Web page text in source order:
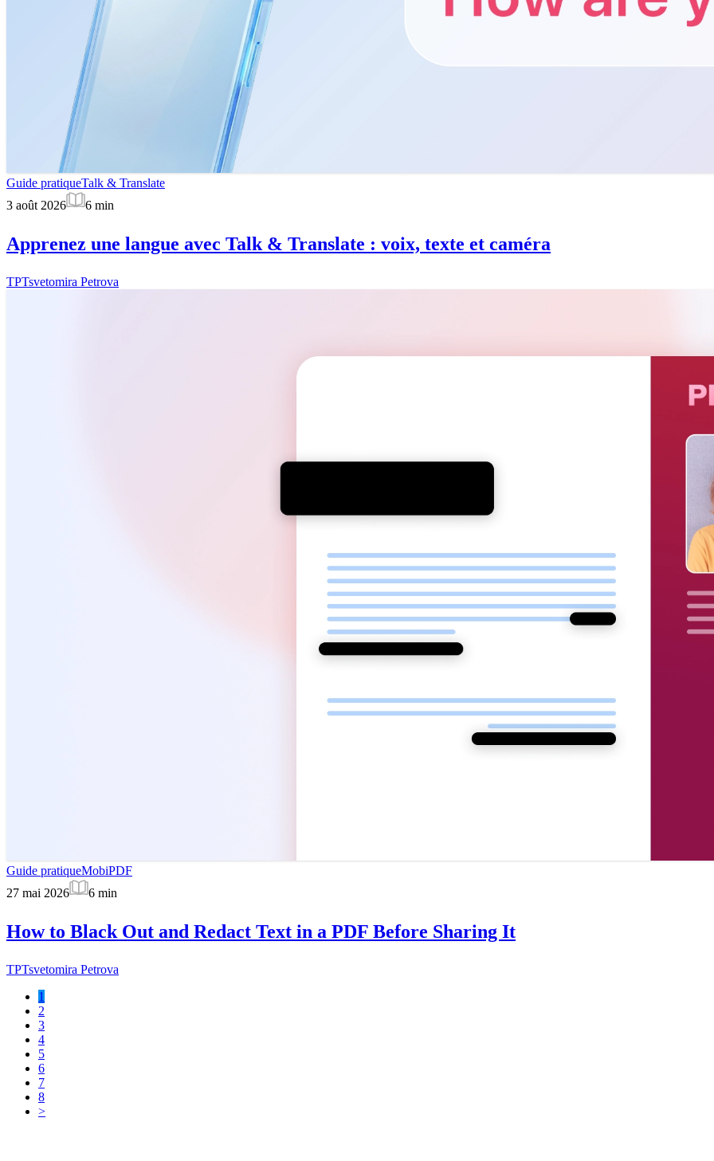
Guide pratiqueTalk & Translate
3 août 2026
6 min
Apprenez une langue avec Talk & Translate : voix, texte et caméra
TPTsvetomira Petrova
Guide pratiqueMobiPDF
27 mai 2026
6 min
How to Black Out and Redact Text in a PDF Before Sharing It
TPTsvetomira Petrova
1
2
3
4
5
6
7
8
>